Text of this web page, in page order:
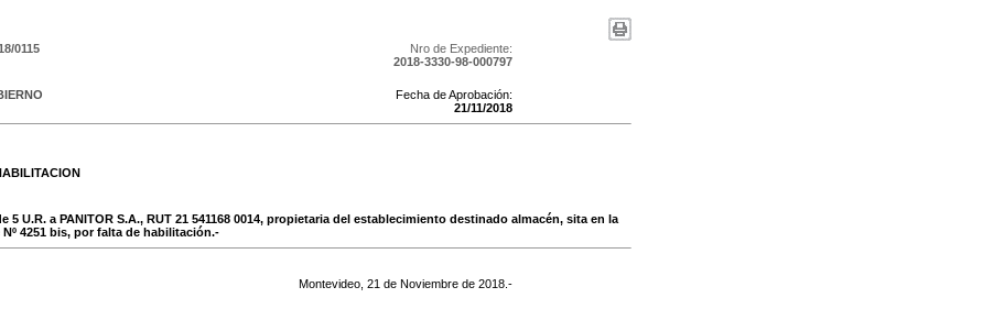
0115
Nro de Expediente:
2018-3330-98-000797
Fecha de Aprobación:
21/11/2018
5 U.R. a PANITOR S.A., RUT 21 541168 0014, propietaria del establecimiento destinado almacén, sita en la
4251 bis, por falta de habilitación.-
Montevideo, 21 de Noviembre de 2018 .-